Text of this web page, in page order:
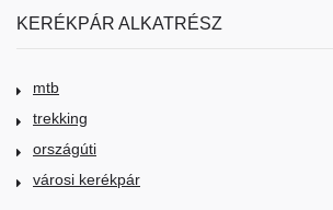
KERÉKPÁR ALKATRÉSZ
mtb
trekking
országúti
városi kerékpár